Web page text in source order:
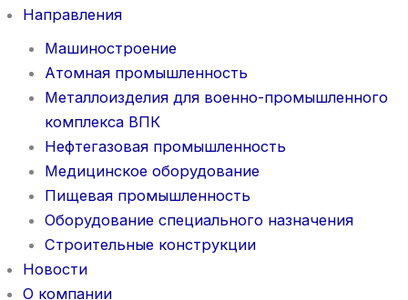
Направления
Машиностроение
Атомная промышленность
Металлоизделия для военно-промышленного
комплекса ВПК
Нефтегазовая промышленность
Медицинское оборудование
Пищевая промышленность
Оборудование специального назначения
Строительные конструкции
Новости
О компании